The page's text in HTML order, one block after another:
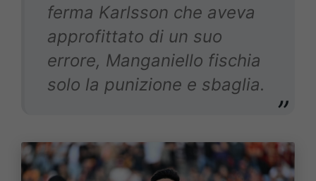
ferma Karlsson che aveva
approfittato di un suo
errore, Manganiello fischia
solo la punizione e sbaglia.